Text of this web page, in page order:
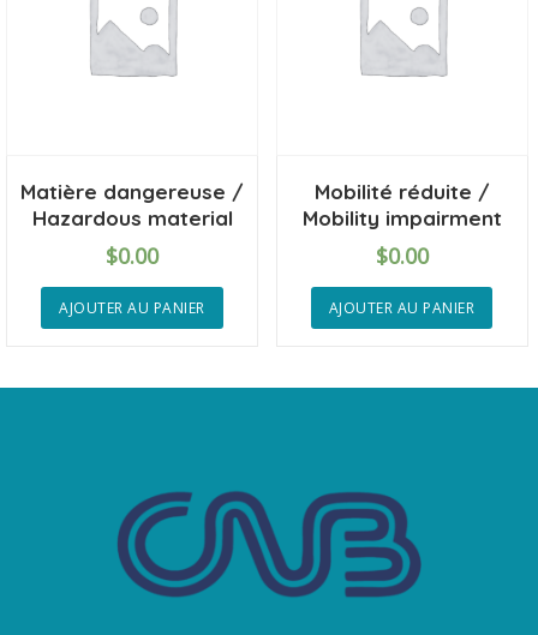
Matière dangereuse /
Hazardous material
$0.00
AJOUTER AU PANIER
Mobilité réduite /
Mobility impairment
$0.00
AJOUTER AU PANIER